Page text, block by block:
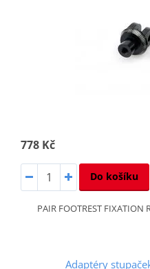
778 Kč
Do košíku
PAIR FOOTREST
Adaptéry